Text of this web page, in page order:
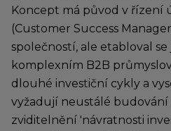
Koncept má původ v řízení
(Customer Success
společností, ale etabloval
komplexním B2B
dlouhé investiční cykly a
vyžadují neustálé budování
zviditelnění 'návratnosti